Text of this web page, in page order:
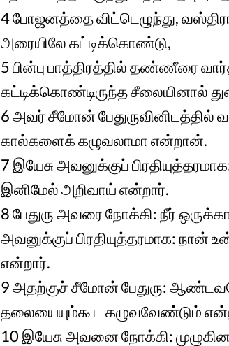
4போஜனத்தை விட்டெழுந்து,
அரையிலே கட்டிக்கொண்டு,
5பின்பு பாத்திரத்தில் தண்ணீரை
கட்டிக்கொண்டிருந்த சீலையினால்
6அவர் சீமோன்
கால்களைக் கழுவலாமா என்றான்.
7 இயேசு அவனுக்குப்
இனிமேல் அறிவாய் என்றார்.
8பேதுரு அவரை நோக்கி: நீர்
அவனுக்குப் பிரதியுத்தரமாக:
என்றார்.
9அதற்குச் சீமோன் பேதுரு:
தலையையும்கூட கழுவவேண்டும்
10 இயேசு அவனை நோக்கி: